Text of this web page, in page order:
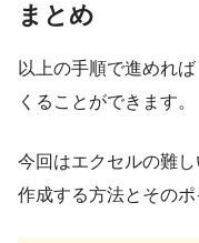
まとめ
以上の手順で進めれ
くることができます。
今回はエクセルの難
作成する方法とそのポ